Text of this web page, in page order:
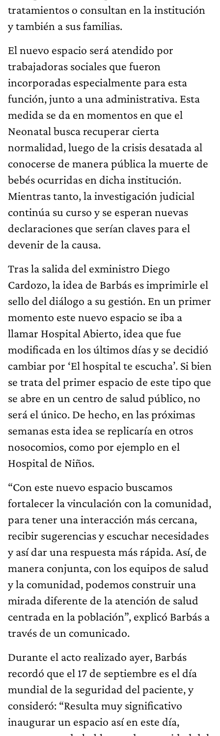
tratamientos o consultan en la institución
y también a sus familias.
El nuevo espacio será atendido por
trabajadoras sociales que fueron
incorporadas especialmente para esta
función, junto a una administrativa. Esta
medida se da en momentos en que el
Neonatal busca recuperar cierta
normalidad, luego de la crisis desatada al
conocerse de manera pública la muerte de
bebés ocurridas en dicha institución.
Mientras tanto, la investigación judicial
continúa su curso y se esperan nuevas
declaraciones que serían claves para el
devenir de la causa.
Tras la salida del exministro Diego
Cardozo, la idea de Barbás es imprimirle el
sello del diálogo a su gestión. En un primer
momento este nuevo espacio se iba a
llamar Hospital Abierto, idea que fue
modificada en los últimos días y se decidió
cambiar por ‘El hospital te escucha’. Si bien
se trata del primer espacio de este tipo que
se abre en un centro de salud público, no
será el único. De hecho, en las próximas
semanas esta idea se replicaría en otros
nosocomios, como por ejemplo en el
Hospital de Niños.
“Con este nuevo espacio buscamos
fortalecer la vinculación con la comunidad,
para tener una interacción más cercana,
recibir sugerencias y escuchar necesidades
y así dar una respuesta más rápida. Así, de
manera conjunta, con los equipos de salud
y la comunidad, podemos construir una
mirada diferente de la atención de salud
centrada en la población”, explicó Barbás a
través de un comunicado.
Durante el acto realizado ayer, Barbás
recordó que el 17 de septiembre es el día
mundial de la seguridad del paciente, y
consideró: “Resulta muy significativo
inaugurar un espacio así en este día,